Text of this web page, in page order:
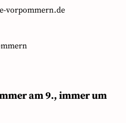
vorpommern.de
am 9., immer um